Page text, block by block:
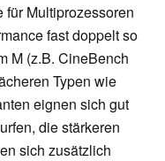
Multiprozessoren
fast doppelt so
M (z.B. CineBench
Typen wie
eignen sich gut
die stärkeren
sich zusätzlich